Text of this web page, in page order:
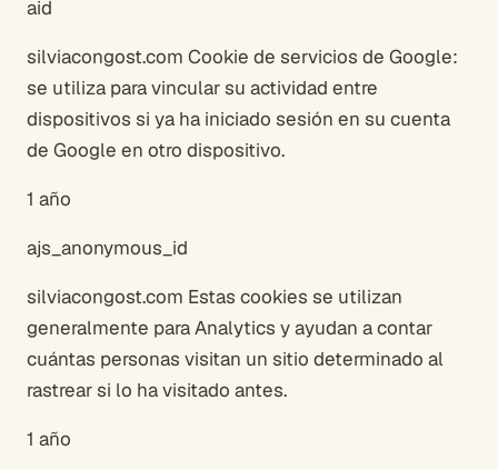
aid
silviacongost.com Cookie de servicios de Google:
se utiliza para vincular su actividad entre
dispositivos si ya ha iniciado sesión en su cuenta
de Google en otro dispositivo.
1 año
ajs_anonymous_id
silviacongost.com Estas cookies se utilizan
generalmente para Analytics y ayudan a contar
cuántas personas visitan un sitio determinado al
rastrear si lo ha visitado antes.
1 año